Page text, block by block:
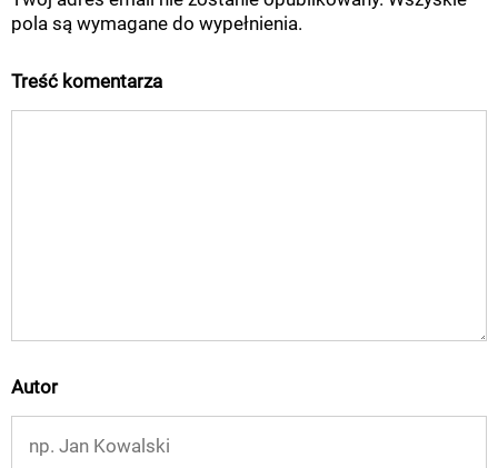
pola są wymagane do wypełnienia.
Treść komentarza
Autor